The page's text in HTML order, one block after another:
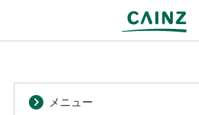
メニュー